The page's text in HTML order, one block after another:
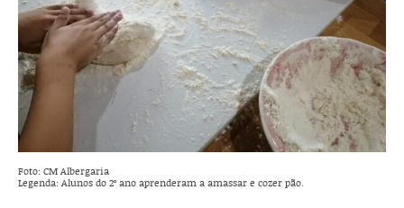
Foto: CM Albergaria
Legenda: Alunos do 2º ano aprenderam a amassar e cozer pão.